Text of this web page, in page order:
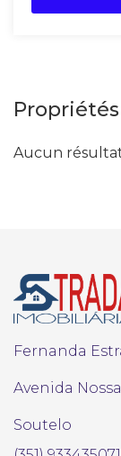
Aucun
Fernanda
Avenida
Soutelo